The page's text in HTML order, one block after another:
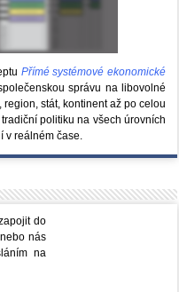
Přímé systémové ekonomické
správu na libovolné
stát, kontinent až po celou
politiku na všech úrovních
reálném čase.
do
nás
na